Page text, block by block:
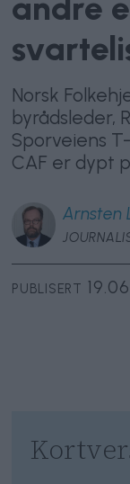
Norsk
byrådsleder,
Sporveiens
CAF er dypt
Arnsten
PUBLISERT